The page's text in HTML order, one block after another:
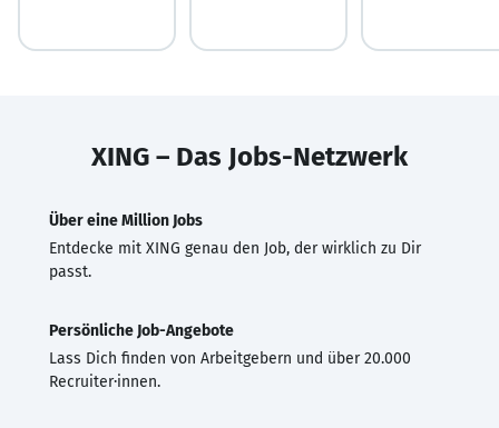
XING – Das Jobs-Netzwerk
Über eine Million Jobs
Entdecke mit XING genau den Job, der wirklich zu Dir
passt.
Persönliche Job-Angebote
Lass Dich finden von Arbeitgebern und über 20.000
Recruiter·innen.